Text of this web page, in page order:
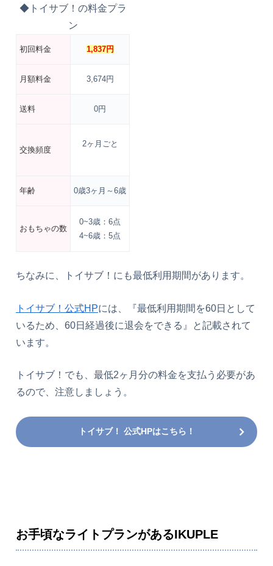
◆トイサブ！の料金プラ
ン
初回料金 1,837円
月額料金 3,674円
送料 0円
交換頻度
2ヶ月ごと
年齢 0歳3ヶ月～6歳
おもちゃの数
0~3歳：6点
4~6歳：5点
ちなみに、トイサブ！にも最低利用期間があります。
トイサブ！公式HPには、『最低利用期間を60日として
いるため、60日経過後に退会をできる』と記載されて
います。
トイサブ！でも、最低2ヶ月分の料金を支払う必要があ
るので、注意しましょう。
トイサブ！ 公式HPはこちら！
お手頃なライトプランがあるIKUPLE